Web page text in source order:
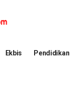
Ekbis Pendidikan